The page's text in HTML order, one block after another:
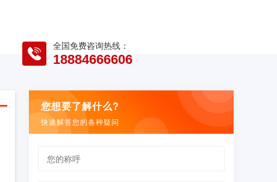
全国免费咨询热线：
18884666606
您想要了解什么?
快速解答您的各种疑问